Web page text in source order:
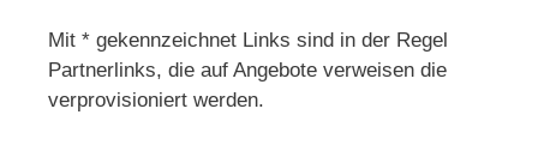
Mit * gekennzeichnet Links sind in der Regel
Partnerlinks, die auf Angebote verweisen die
verprovisioniert werden.